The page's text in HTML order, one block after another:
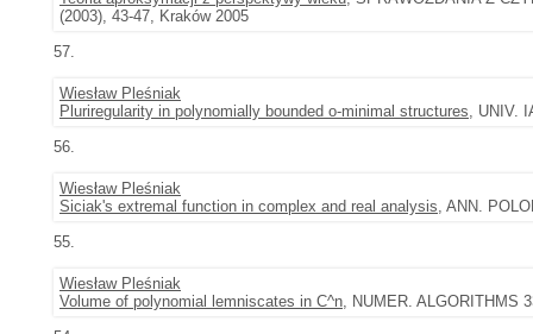
(2003), 43-47, Kraków 2005
57.
Wiesław Pleśniak
Pluriregularity in polynomially bounded o-minimal structures, UNIV.
56.
Wiesław Pleśniak
Siciak's extremal function in complex and real analysis, ANN.
55.
Wiesław Pleśniak
Volume of polynomial lemniscates in C^n, NUMER. ALGORITHMS